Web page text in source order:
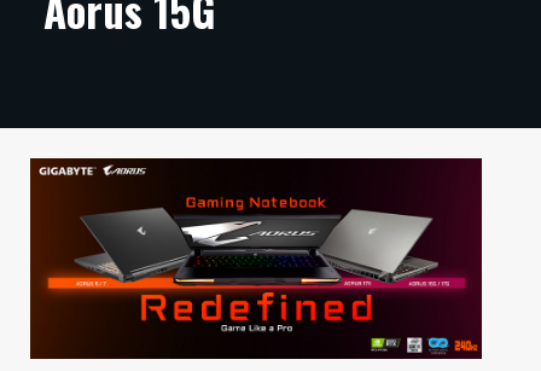
ARTIKKELIT
TECHBBS
TIETOA
HINTA.FI
KAUPPA